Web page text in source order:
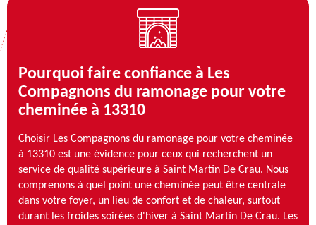
Pourquoi faire confiance à Les
Compagnons du ramonage pour votre
cheminée à 13310
Choisir Les Compagnons du ramonage pour votre cheminée
à 13310 est une évidence pour ceux qui recherchent un
service de qualité supérieure à Saint Martin De Crau. Nous
comprenons à quel point une cheminée peut être centrale
dans votre foyer, un lieu de confort et de chaleur, surtout
durant les froides soirées d'hiver à Saint Martin De Crau. Les